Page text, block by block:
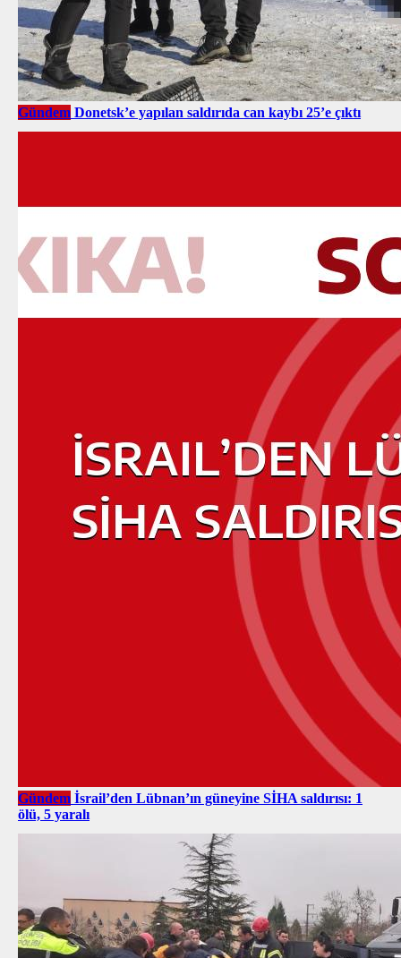
Gündem Donetsk’e yapılan saldırıda can kaybı 25’e çıktı
Gündem İsrail’den Lübnan’ın güneyine SİHA saldırısı: 1
ölü, 5 yaralı